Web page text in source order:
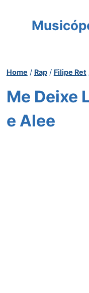
Home / Rap / Filipe Ret
Me Deixe
e Alee